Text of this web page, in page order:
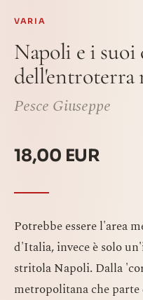
VARIA
Napoli e i
Pesce Giuseppe
18,00 EUR
Potrebbe essere l'area
d'Italia, invece è solo
stritola Napoli. Dalla
metropolitana che parte